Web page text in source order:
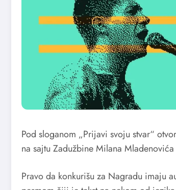
Pod sloganom „Prijavi svoju stvar“
na sajtu Zadužbine Milana
Pravo da konkurišu za Nagradu imaju